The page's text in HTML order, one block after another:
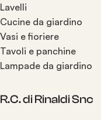
Lavelli
Cucine da giardino
Vasi e fioriere
Tavoli e panchine
Lampade da giardino
R.C. di Rinaldi Snc